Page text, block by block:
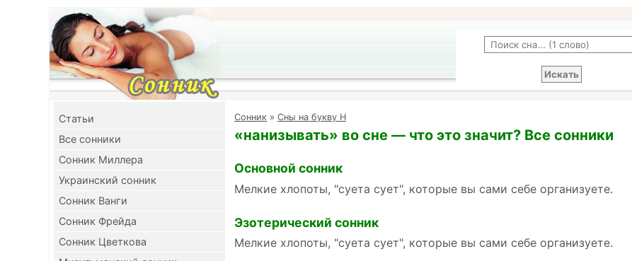
Cтатьи
Все сонники
Сонник Миллера
Украинский сонник
Сонник Ванги
Сонник Фрейда
Сонник Цветкова
Cонник » Сны на букву Н
«нанизывать» во сне — что это значит? Все сонники
Основной сонник
Мелкие хлопоты, "суета сует", которые вы сами себе организуете.
Эзотерический сонник
Мелкие хлопоты, "суета сует", которые вы сами себе организуете.